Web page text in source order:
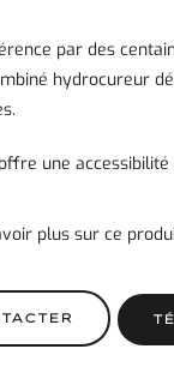
par des
hydrocureur
offre une
plus sur ce